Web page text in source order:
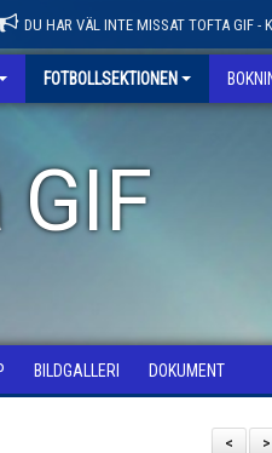
DU HAR VÄL INTE MISSAT TOFTA GIF -
FOTBOLLSEKTIONEN
BILDGALLERI DOKUMENT
>
<